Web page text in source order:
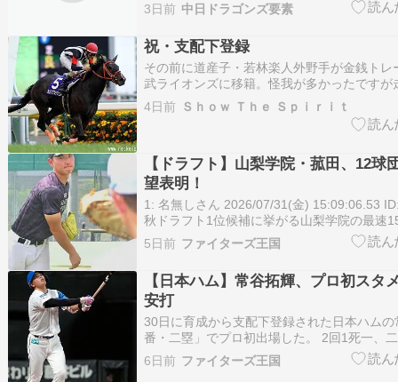
3日前 中日ドラゴンズ要素
祝・支配下登録
その前に道産子・若林楽人外野手が金銭トレ
武ライオンズに移籍。怪我が多かったですが
のとれた選手で好きな選手でした。ただ笹
といった若手が成長し1軍の外野手は渋滞気
ないか。今年の西武は強いですし、活躍を
4日前 Ｓｈｏｗ Ｔｈｅ Ｓｐｉｒｉｔ
【ドラフト】山梨学院・菰田、12球
望表明！
1: 名無しさん 2026/07/31(金) 15:09:06.53
秋ドラフト1位候補に挙がる山梨学院の最速
右腕・菰田陽生（こもだ・はるき＝3年）投
県甲府市内の同校グラウンドで練習を再開し
5日前 ファイターズ王国
【日本ハム】常谷拓輝、プロ初スタ
安打
30日に育成から支配下登録された日本ハム
番・二塁」でプロ初出場した。 2回1死一、
席は初球を打って三邪飛。その後も快音は響
目は三振に倒れるなど4打数無安打だった。
6日前 ファイターズ王国